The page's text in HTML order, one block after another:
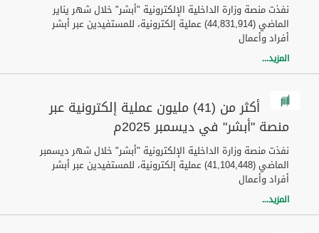
نفذت منصة وزارة الداخلية الإلكترونية "أبشر" خلال شهر يناير
الماضي (44,831,914) عملية إلكترونية، للمستفيدين عبر أبشر
أفراد وأعمال
المزيد...
أكثر من (41) مليون عملية إلكترونية عبر
منصة "أبشر" في ديسمبر 2025م
نفذت منصة وزارة الداخلية الإلكترونية "أبشر" خلال شهر ديسمبر
الماضي (41,104,448) عملية إلكترونية، للمستفيدين عبر أبشر
أفراد وأعمال
المزيد...